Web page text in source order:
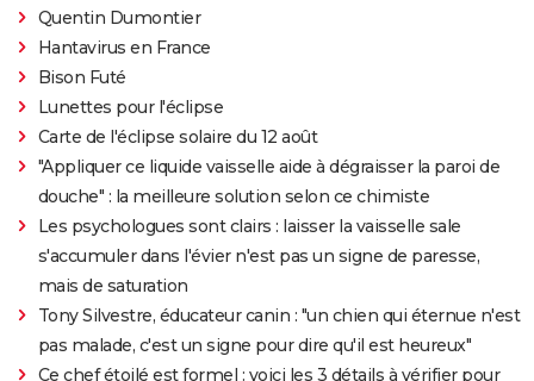
Quentin Dumontier
Hantavirus en France
Bison Futé
Lunettes pour l'éclipse
Carte de l'éclipse solaire du 12 août
"Appliquer ce liquide vaisselle aide à dégraisser la paroi de
douche" : la meilleure solution selon ce chimiste
Les psychologues sont clairs : laisser la vaisselle sale
s'accumuler dans l'évier n'est pas un signe de paresse,
mais de saturation
Tony Silvestre, éducateur canin : "un chien qui éternue n'est
pas malade, c'est un signe pour dire qu'il est heureux"
Ce chef étoilé est formel : voici les 3 détails à vérifier pour